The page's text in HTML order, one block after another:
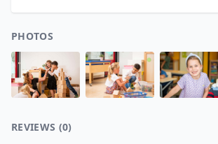
PHOTOS
REVIEWS (0)